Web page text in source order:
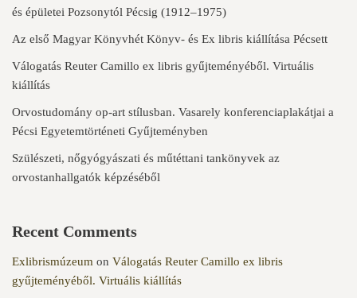
és épületei Pozsonytól Pécsig (1912–1975)
Az első Magyar Könyvhét Könyv- és Ex libris kiállítása Pécsett
Válogatás Reuter Camillo ex libris gyűjteményéből. Virtuális
kiállítás
Orvostudomány op-art stílusban. Vasarely konferenciaplakátjai a
Pécsi Egyetemtörténeti Gyűjteményben
Szülészeti, nőgyógyászati és műtéttani tankönyvek az
orvostanhallgatók képzéséből
Recent Comments
Exlibrismúzeum on Válogatás Reuter Camillo ex libris
gyűjteményéből. Virtuális kiállítás